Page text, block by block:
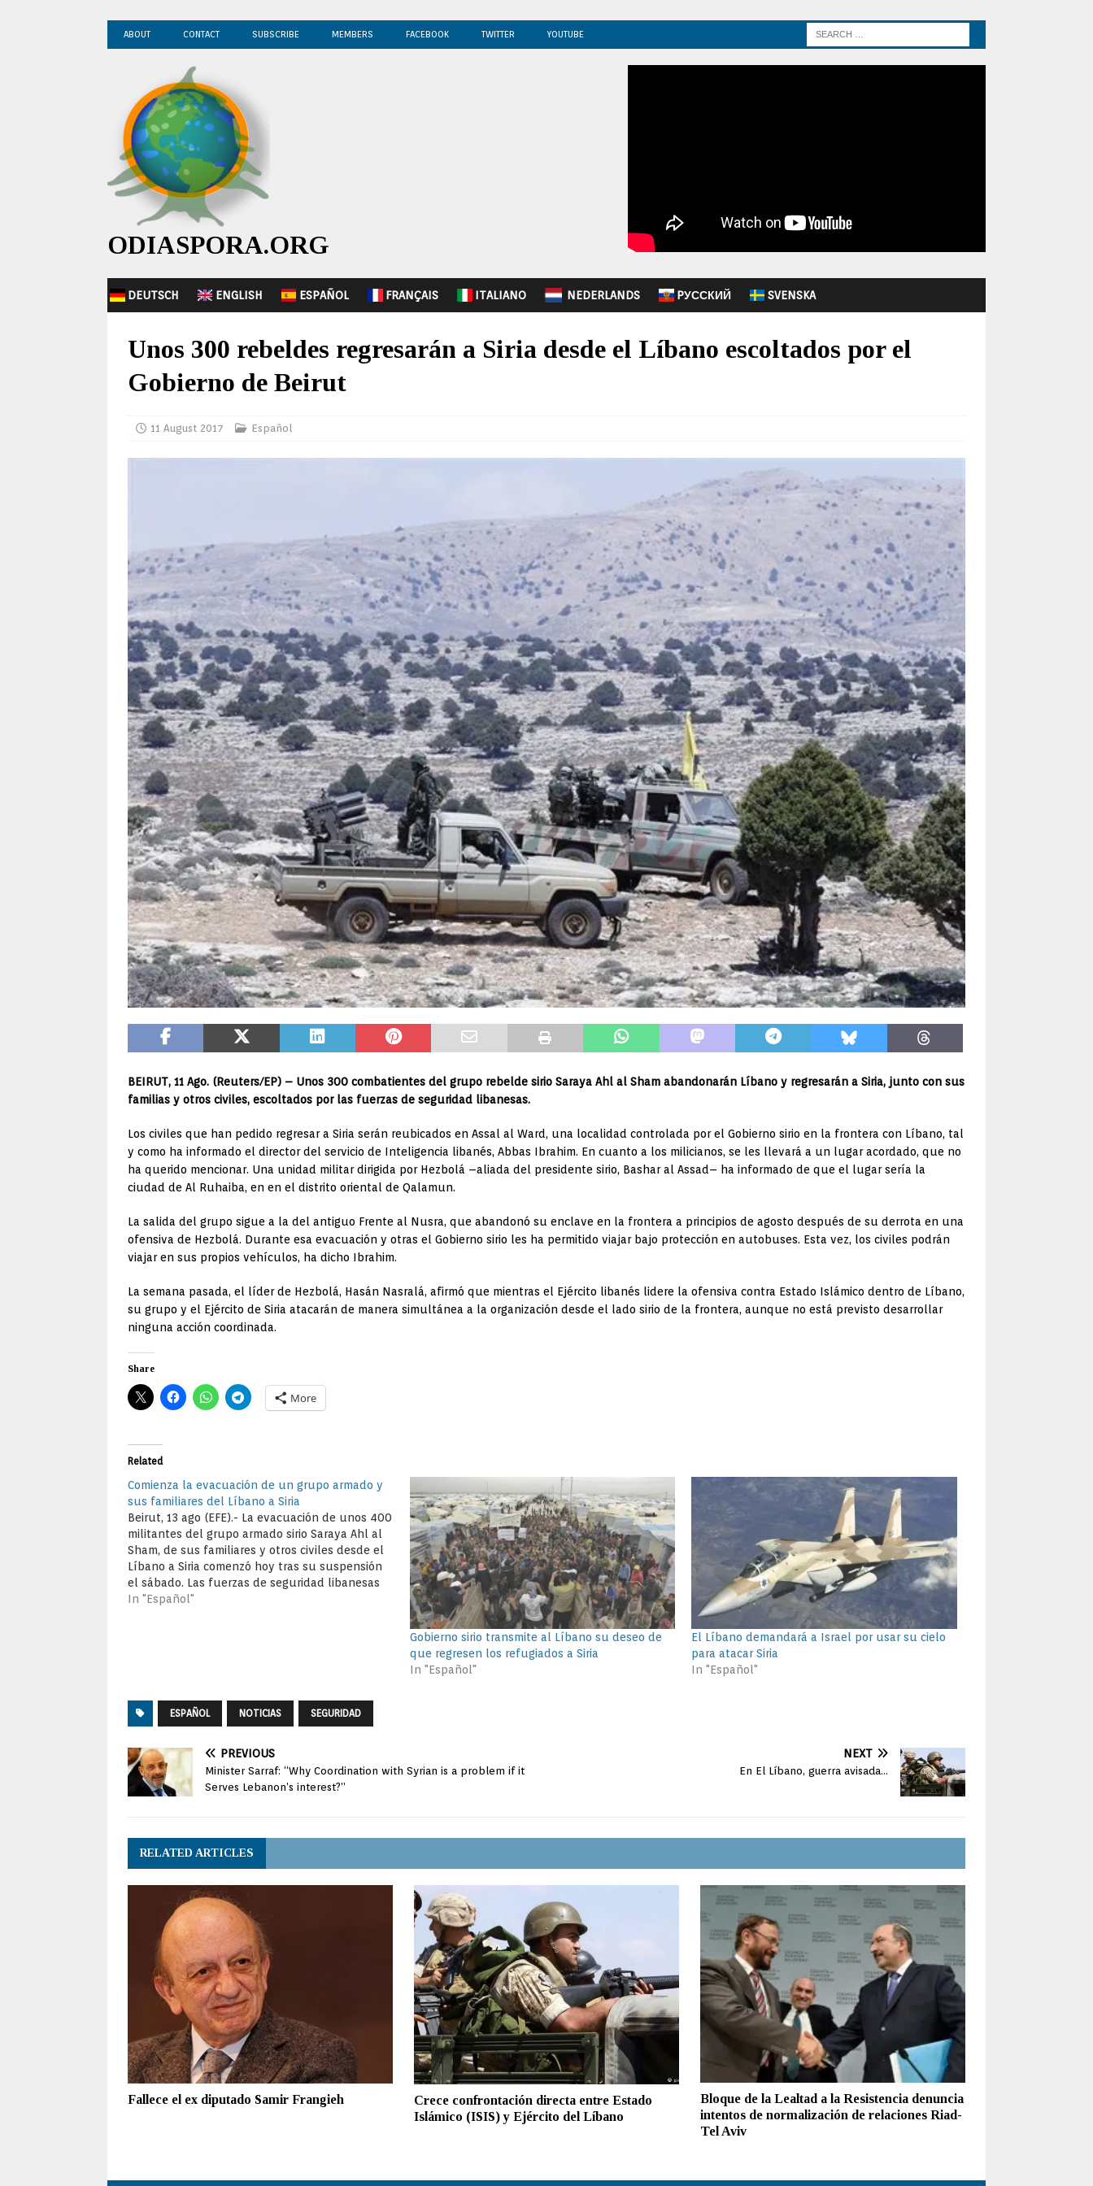
ABOUT CONTACT SUBSCRIBE MEMBERS FACEBOOK TWITTER YOUTUBE
ODIASPORA.ORG
DEUTSCH ENGLISH ESPAÑOL FRANÇAIS ITALIANO NEDERLANDS PУССКИЙ SVENSKA
Unos 300 rebeldes regresarán a Siria desde el Líbano escoltados por el
Gobierno de Beirut
11 August 2017 Español
BEIRUT, 11 Ago. (Reuters/EP) – Unos 300 combatientes del grupo rebelde sirio Saraya Ahl al Sham abandonarán Líbano y regresarán a Siria, junto con sus
familias y otros civiles, escoltados por las fuerzas de seguridad libanesas.
Los civiles que han pedido regresar a Siria serán reubicados en Assal al Ward, una localidad controlada por el Gobierno sirio en la frontera con Líbano, tal
y como ha informado el director del servicio de Inteligencia libanés, Abbas Ibrahim. En cuanto a los milicianos, se les llevará a un lugar acordado, que no
ha querido mencionar. Una unidad militar dirigida por Hezbolá –aliada del presidente sirio, Bashar al Assad– ha informado de que el lugar sería la
ciudad de Al Ruhaiba, en en el distrito oriental de Qalamun.
La salida del grupo sigue a la del antiguo Frente al Nusra, que abandonó su enclave en la frontera a principios de agosto después de su derrota en una
ofensiva de Hezbolá. Durante esa evacuación y otras el Gobierno sirio les ha permitido viajar bajo protección en autobuses. Esta vez, los civiles podrán
viajar en sus propios vehículos, ha dicho Ibrahim.
La semana pasada, el líder de Hezbolá, Hasán Nasralá, afirmó que mientras el Ejército libanés lidere la ofensiva contra Estado Islámico dentro de Líbano,
su grupo y el Ejército de Siria atacarán de manera simultánea a la organización desde el lado sirio de la frontera, aunque no está previsto desarrollar
ninguna acción coordinada.
Share
More
Related
Comienza la evacuación de un grupo armado y
sus familiares del Líbano a Siria
Beirut, 13 ago (EFE).- La evacuación de unos 400
militantes del grupo armado sirio Saraya Ahl al
Sham, de sus familiares y otros civiles desde el
Líbano a Siria comenzó hoy tras su suspensión
el sábado. Las fuerzas de seguridad libanesas
han comenzado a preparar la salida de los
In "Español"
Gobierno sirio transmite al Líbano su deseo de
que regresen los refugiados a Siria
In "Español"
El Líbano demandará a Israel por usar su cielo
para atacar Siria
In "Español"
ESPAÑOL NOTICIAS SEGURIDAD
PREVIOUS
Minister Sarraf: “Why Coordination with Syrian is a problem if it
Serves Lebanon’s interest?”
NEXT
En El Líbano, guerra avisada…
RELATED ARTICLES
Fallece el ex diputado Samir Frangieh
Crece confrontación directa entre Estado
Islámico (ISIS) y Ejército del Líbano
Bloque de la Lealtad a la Resistencia denuncia
intentos de normalización de relaciones Riad-
Tel Aviv